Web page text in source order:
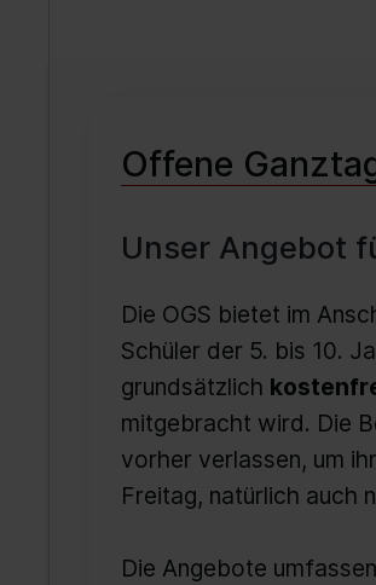
Offene
Unser Angebot
Die OGS bietet im
Schüler der 5. bis 10.
grundsätzlich
mitgebracht wird. Die
vorher verlassen, um
Freitag, natürlich auch
Die Angebote